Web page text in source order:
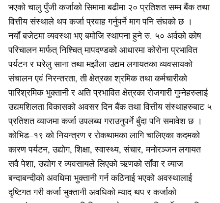
भएको चालु पुँजी कर्जाको सिमामा बढीमा २० प्रतिशत सम्म बैंक तथा
वित्तीय संस्थाले थप कर्जा प्रवाह गर्नुपर्ने माग पनि संघको छ ।
नयाँ बजेटमा व्यवस्था भए बमोजि स्थापना हुने रु. ५० अर्वको कोष
परिचालन मार्फत् निश्चित् मापदण्डको आधारमा कोरोना प्रभावित
पर्यटन र घरेलु साना तथा मझौला उद्यम लगायतका व्यवसायको
संचालन एवं निरन्तरता, ती क्षेत्रका श्रमिक तथा कर्मचारीको
पारिश्रमिक भुक्तानी र अति प्रभावित क्षेत्रका रोजगारी गुम्नेहरुलाई
उद्यमशिलता विकासको अवसर दिन बैंक तथा वित्तीय संस्थाहरुबाट ५
प्रतिशत व्याजमा कर्जा उपलब्ध गराउनुपर्ने बुँदा पनि समावेश छ ।
कोभिड–१९ को नियन्त्रण र रोकथामका लागि चालिएका कदमको
कारण पर्यटन, उद्योग, शिक्षा, स्वास्थ्य, संचार, मनोरञ्जन लगायत
सवै पेशा, उद्योग र व्यवसायले लिएको ऋणको साँवा र व्याज
बन्दाबन्दीको अवधिमा भुक्तानी गर्न कठिनाई भएको अवस्थालाई
दृष्टिगत गरी कर्जा भुक्तानी अवधिको म्याद थप र कर्जाको